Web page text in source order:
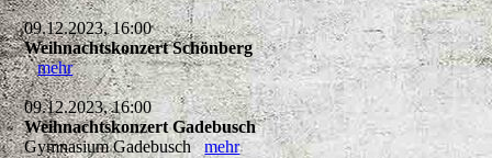
09.12.2023, 16:00
Weihnachtskonzert Schönberg
mehr
09.12.2023, 16:00
Weihnachtskonzert Gadebusch
Gymnasium Gadebuschmehr